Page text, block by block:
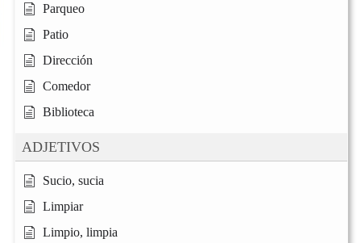
Parqueo
Patio
Dirección
Comedor
Biblioteca
ADJETIVOS
Sucio, sucia
Limpiar
Limpio, limpia